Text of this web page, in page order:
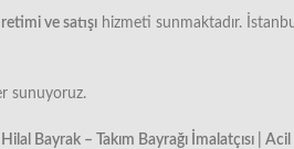
ve satışı hizmeti sunmaktadır.
sunuyoruz.
Hilal Bayrak – Takım Bayrağı İmalatçısı |